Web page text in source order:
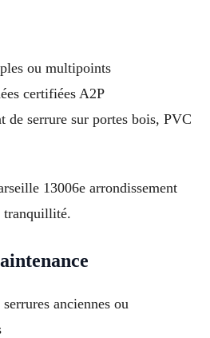
ou multipoints
certifiées A2P
de serrure sur portes bois, PVC
13006e arrondissement
tranquillité.
anciennes ou